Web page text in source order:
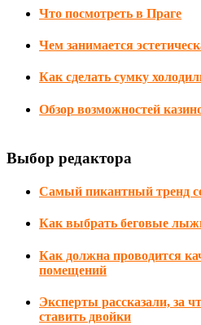
Что посмотреть в Праге
Чем занимается
Как сделать сумку
Обзор возможностей
Выбор редактора
Самый пикантный тренд
Как выбрать беговые
Как должна проводится
помещений
Эксперты рассказали, за
ставить двойки